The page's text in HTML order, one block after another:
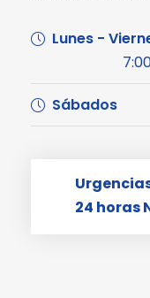
Lunes -
Sábados
24 horas